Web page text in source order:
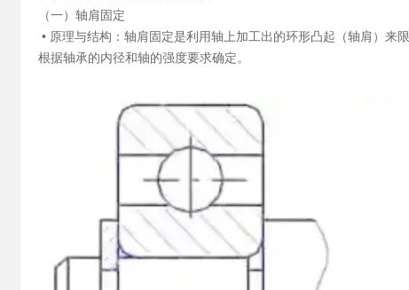
（一） 轴肩固定
• 原理与结构：轴肩固定是利用轴上加工出的环形凸起（轴肩）
根据轴承的内径和轴的强度要求确定。